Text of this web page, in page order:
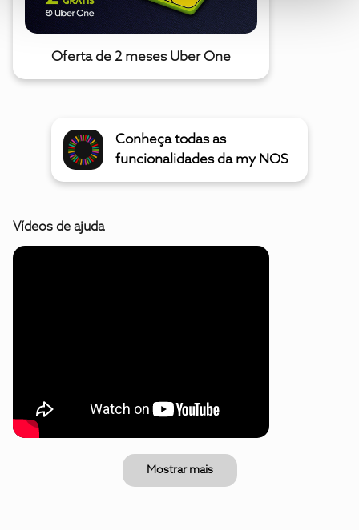
Oferta de 2 meses Uber One
Conheça todas as
funcionalidades da my NOS
Vídeos de ajuda
Mostrar mais